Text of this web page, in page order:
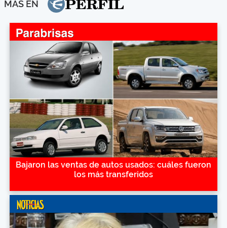
MÁS EN
Bajaron las ventas de autos usados: cuáles fueron
los más transferidos